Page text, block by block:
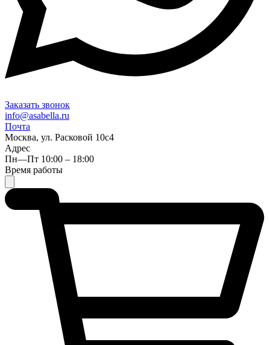
Заказать звонок
info@asabella.ru
Почта
Москва, ул. Расковой 10с4
Адрес
Пн—Пт 10:00 – 18:00
Время работы